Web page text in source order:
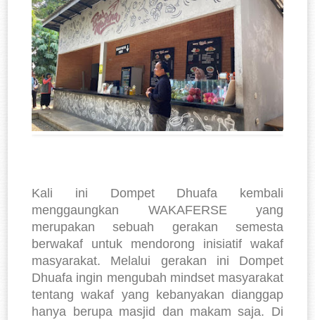
Kali ini Dompet Dhuafa kembali
menggaungkan WAKAFERSE yang
merupakan sebuah gerakan semesta
berwakaf untuk mendorong inisiatif wakaf
masyarakat. Melalui gerakan ini Dompet
Dhuafa ingin mengubah mindset masyarakat
tentang wakaf yang kebanyakan dianggap
hanya berupa masjid dan makam saja. Di